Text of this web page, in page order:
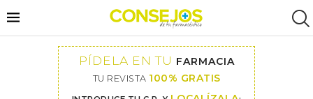
PÍDELA EN TU FARMACIA
TU REVISTA 100% GRATIS